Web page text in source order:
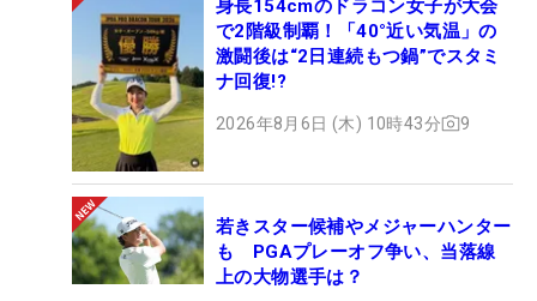
身長154cmのドラコン女子が大会
で2階級制覇！「40°近い気温」の
激闘後は“2日連続もつ鍋”でスタミ
ナ回復!?
2026年8月6日 (木) 10時43分 9
若きスター候補やメジャーハンター
も PGAプレーオフ争い、当落線
上の大物選手は？